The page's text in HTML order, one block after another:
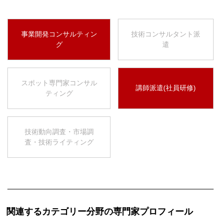
事業開発コンサルティン
グ
技術コンサルタント派
遣
スポット専門家コンサル
ティング
講師派遣(社員研修)
技術動向調査・市場調
査・技術ライティング
関連するカテゴリー分野の専門家プロフィール